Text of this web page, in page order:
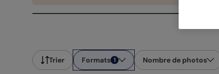
Trier Formats 1 Nombre de photos